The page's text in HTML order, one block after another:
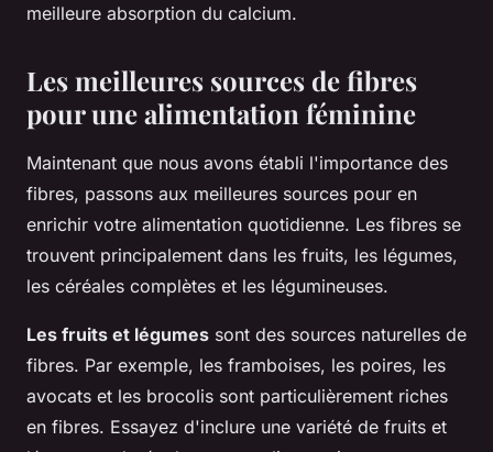
meilleure absorption du calcium.
Les meilleures sources de fibres
pour une alimentation féminine
Maintenant que nous avons établi l'importance des
fibres, passons aux meilleures sources pour en
enrichir votre alimentation quotidienne. Les fibres se
trouvent principalement dans les fruits, les légumes,
les céréales complètes et les légumineuses.
Les fruits et légumes sont des sources naturelles de
fibres. Par exemple, les framboises, les poires, les
avocats et les brocolis sont particulièrement riches
en fibres. Essayez d'inclure une variété de fruits et